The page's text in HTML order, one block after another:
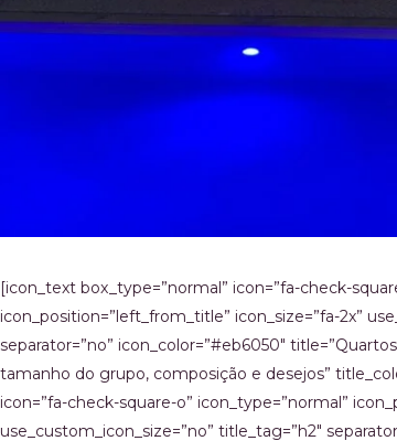
[icon_text box_type=”normal” icon=”fa-check-
icon_position=”left_from_title” icon_size=”fa-2x”
separator=”no” icon_color=”#eb6050″
tamanho do grupo, composição e desejos”
icon=”fa-check-square-o” icon_type=”normal”
use_custom_icon_size=”no” title_tag=”h2″